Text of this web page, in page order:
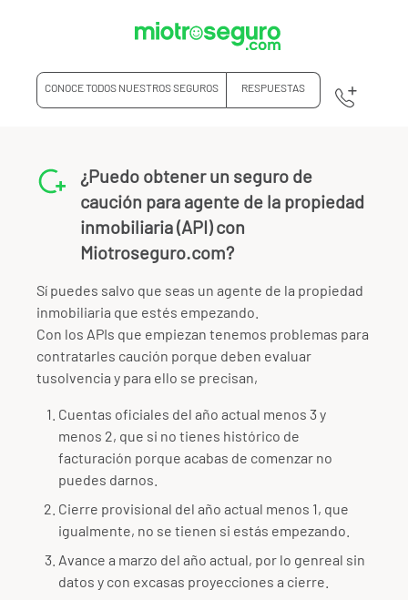
CONOCE TODOS NUESTROS SEGUROS RESPUESTAS
¿Puedo obtener un seguro de
caución para agente de la propiedad
inmobiliaria (API) con
Miotroseguro.com?
Sí puedes salvo que seas un agente de la propiedad
inmobiliaria que estés empezando.
Con los APIs que empiezan tenemos problemas para
contratarles caución porque deben evaluar
tusolvencia y para ello se precisan,
Cuentas oficiales del año actual menos 3 y
menos 2, que si no tienes histórico de
facturación porque acabas de comenzar no
puedes darnos.
Cierre provisional del año actual menos 1, que
igualmente, no se tienen si estás empezando.
Avance a marzo del año actual, por lo genreal sin
datos y con excasas proyecciones a cierre.